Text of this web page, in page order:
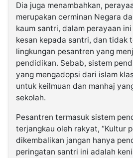
Dia juga menambahkan,
merupakan cerminan Negara
kaum santri, dalam perayaan
kesan kepada santri, dan tidak
lingkungan pesantren yang
pendidikan. Sebab, sistem
yang mengadopsi dari islam
untuk keilmuan dan manhaj
sekolah.
Pesantren termasuk sistem
terjangkau oleh rakyat, “Kultur
dikembalikan jangan hanya
peringatan santri ini adalah